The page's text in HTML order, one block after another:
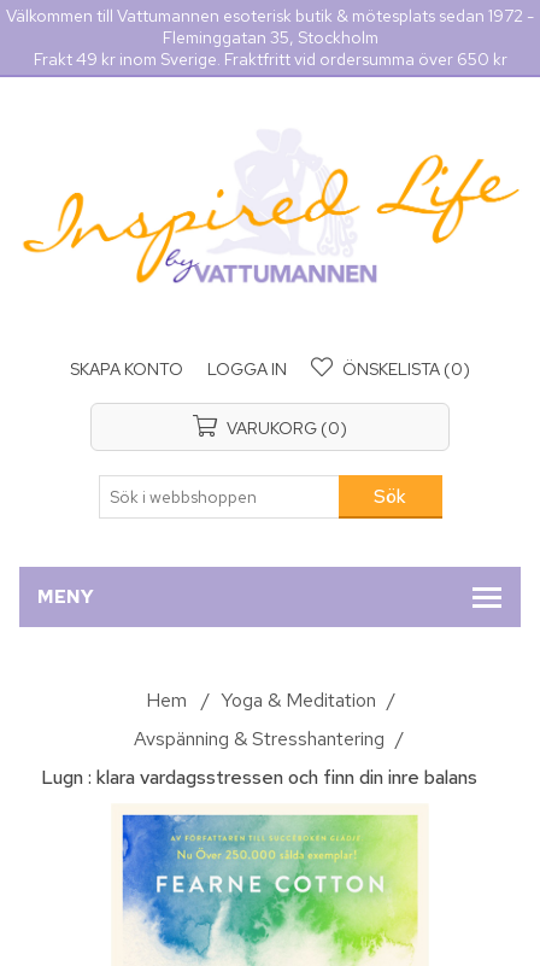
Välkommen till Vattumannen esoterisk butik & mötesplats sedan 1972 -
Fleminggatan 35, Stockholm
Frakt 49 kr inom Sverige. Fraktfritt vid ordersumma över 650 kr
SKAPA KONTO LOGGA IN ÖNSKELISTA (0)
VARUKORG (0)
MENY
Hem / Yoga & Meditation /
Avspänning & Stresshantering /
Lugn : klara vardagsstressen och finn din inre balans